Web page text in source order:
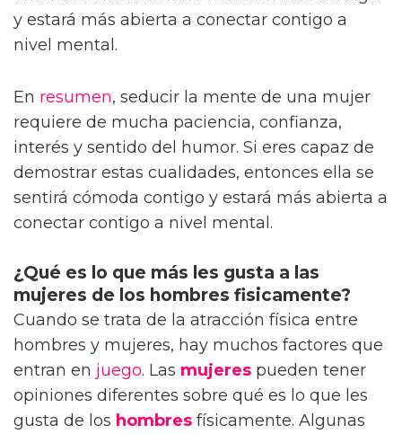
y estará más abierta a conectar contigo a
nivel mental.
En resumen, seducir la mente de una mujer
requiere de mucha paciencia, confianza,
interés y sentido del humor. Si eres capaz de
demostrar estas cualidades, entonces ella se
sentirá cómoda contigo y estará más abierta a
conectar contigo a nivel mental.
¿Qué es lo que más les gusta a las
mujeres de los hombres fisicamente?
Cuando se trata de la atracción física entre
hombres y mujeres, hay muchos factores que
entran en juego. Las mujeres pueden tener
opiniones diferentes sobre qué es lo que les
gusta de los hombres físicamente. Algunas